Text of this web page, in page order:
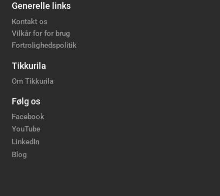
Generelle links
Kontakt os
Vilkår for for brug
Fortrolighedspolitik
Tikkurila
Om Tikkurila
Følg os
Facebook
YouTube
LinkedIn
Blog